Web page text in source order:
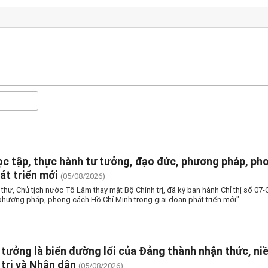
tập, thực hành tư tưởng, đạo đức, phương pháp,
triển mới (05/08/2026)
Chủ tịch nước Tô Lâm thay mặt Bộ Chính trị, đã ký ban hành Chỉ thị số
pháp, phong cách Hồ Chí Minh trong giai đoạn phát triển mới".
là biến đường lối của Đảng thành nhận thức,
và Nhân dân (05/08/2026)